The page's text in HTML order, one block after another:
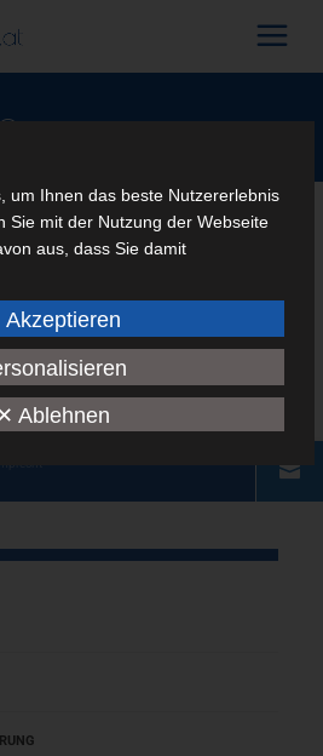
um Ihnen das beste Nutzererlebnis
Sie mit der Nutzung der Webseite
aus, dass Sie damit
Ablehnen